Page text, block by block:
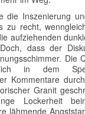
die Inszenierung
zu recht,
aufziehenden
dass der
Die
in dem
Kommentare
Granit
Lockerheit
lähmende